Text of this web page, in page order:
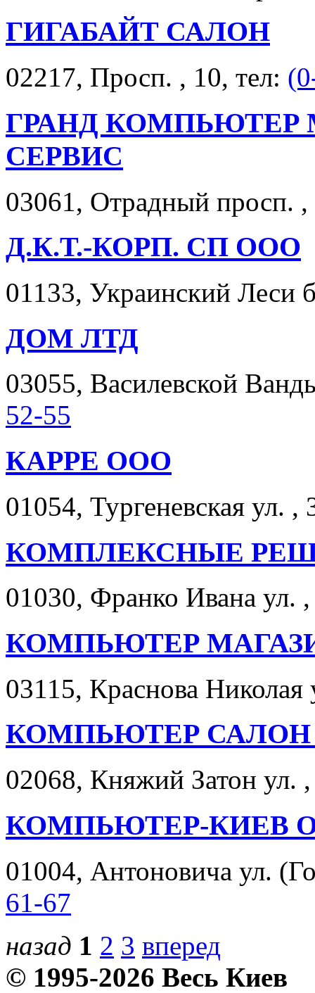
ГИГАБАЙТ САЛОН
02217, Просп. , 10, тел:
ГРАНД КОМПЬЮТЕР
СЕРВИС
03061, Отрадный просп.
Д.К.Т.-КОРП. СП ООО
01133, Украинский Леси
ДОМ ЛТД
03055, Василевской
52-55
КАРРЕ ООО
01054, Тургеневская ул. ,
КОМПЛЕКСНЫЕ
01030, Франко Ивана ул.
КОМПЬЮТЕР
03115, Краснова Николая
КОМПЬЮТЕР
02068, Княжий Затон ул.
КОМПЬЮТЕР-КИЕВ
01004, Антоновича ул.
61-67
назад 1 2 3 вперед
© 1995-2026 Весь Киев